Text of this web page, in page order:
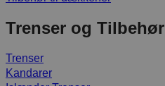
Trenser og Tilbehør
Trenser
Kandarer